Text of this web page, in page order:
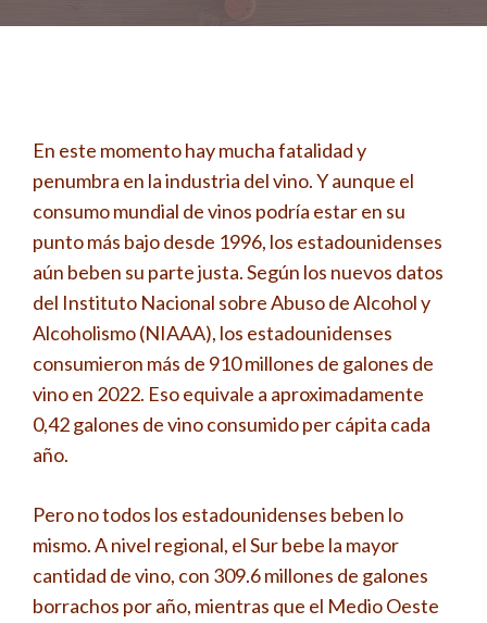
En este momento hay mucha fatalidad y
penumbra en la industria del vino. Y aunque el
consumo mundial de vinos podría estar en su
punto más bajo desde 1996, los estadounidenses
aún beben su parte justa. Según los nuevos datos
del Instituto Nacional sobre Abuso de Alcohol y
Alcoholismo (NIAAA), los estadounidenses
consumieron más de 910 millones de galones de
vino en 2022. Eso equivale a aproximadamente
0,42 galones de vino consumido per cápita cada
año.
Pero no todos los estadounidenses beben lo
mismo. A nivel regional, el Sur bebe la mayor
cantidad de vino, con 309.6 millones de galones
borrachos por año, mientras que el Medio Oeste